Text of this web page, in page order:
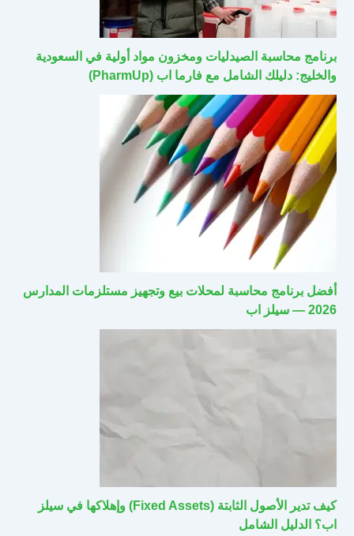
برنامج محاسبة الصيدليات ومخزون مواد أولية في السعودية
والخليج: دليلك الشامل مع فارما اب (PharmUp)
أفضل برنامج محاسبة لمحلات بيع وتجهيز مستلزمات المدارس
2026 — سيلز اب
كيف تدير الأصول الثابتة (Fixed Assets) وإهلاكها في سيلز
اب؟ الدليل الشامل